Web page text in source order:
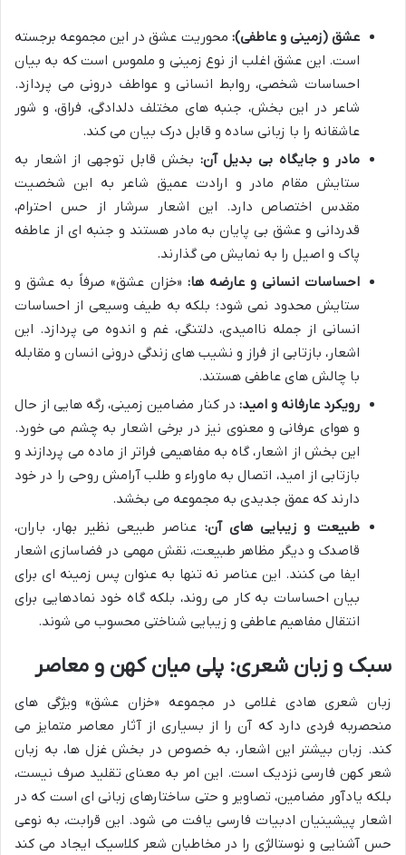
عشق (زمینی و عاطفی): محوریت عشق در این مجموعه برجسته
است. این عشق اغلب از نوع زمینی و ملموس است که به بیان
احساسات شخصی، روابط انسانی و عواطف درونی می پردازد.
شاعر در این بخش، جنبه های مختلف دلدادگی، فراق، و شور
عاشقانه را با زبانی ساده و قابل درک بیان می کند.
مادر و جایگاه بی بدیل آن: بخش قابل توجهی از اشعار به
ستایش مقام مادر و ارادت عمیق شاعر به این شخصیت
مقدس اختصاص دارد. این اشعار سرشار از حس احترام،
قدردانی و عشق بی پایان به مادر هستند و جنبه ای از عاطفه
پاک و اصیل را به نمایش می گذارند.
احساسات انسانی و عارضه ها: «خزان عشق» صرفاً به عشق و
ستایش محدود نمی شود؛ بلکه به طیف وسیعی از احساسات
انسانی از جمله ناامیدی، دلتنگی، غم و اندوه می پردازد. این
اشعار، بازتابی از فراز و نشیب های زندگی درونی انسان و مقابله
با چالش های عاطفی هستند.
رویکرد عارفانه و امید: در کنار مضامین زمینی، رگه هایی از حال
و هوای عرفانی و معنوی نیز در برخی اشعار به چشم می خورد.
این بخش از اشعار، گاه به مفاهیمی فراتر از ماده می پردازند و
بازتابی از امید، اتصال به ماوراء و طلب آرامش روحی را در خود
دارند که عمق جدیدی به مجموعه می بخشد.
طبیعت و زیبایی های آن: عناصر طبیعی نظیر بهار، باران،
قاصدک و دیگر مظاهر طبیعت، نقش مهمی در فضاسازی اشعار
ایفا می کنند. این عناصر نه تنها به عنوان پس زمینه ای برای
بیان احساسات به کار می روند، بلکه گاه خود نمادهایی برای
انتقال مفاهیم عاطفی و زیبایی شناختی محسوب می شوند.
سبک و زبان شعری: پلی میان کهن و معاصر
زبان شعری هادی غلامی در مجموعه «خزان عشق» ویژگی های
منحصربه فردی دارد که آن را از بسیاری از آثار معاصر متمایز می
کند. زبان بیشتر این اشعار، به خصوص در بخش غزل ها، به زبان
شعر کهن فارسی نزدیک است. این امر به معنای تقلید صرف نیست،
بلکه یادآور مضامین، تصاویر و حتی ساختارهای زبانی ای است که در
اشعار پیشینیان ادبیات فارسی یافت می شود. این قرابت، به نوعی
حس آشنایی و نوستالژی را در مخاطبان شعر کلاسیک ایجاد می کند